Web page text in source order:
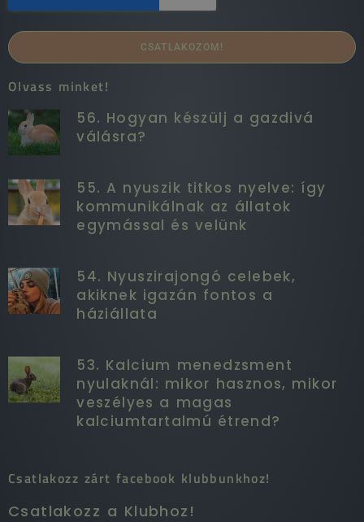
CSATLAKOZOM!
Olvass minket!
56. Hogyan készülj a gazdivá
válásra?
55. A nyuszik titkos nyelve: így
kommunikálnak az állatok
egymással és velünk
54. Nyuszirajongó celebek,
akiknek igazán fontos a
háziállata
53. Kalcium menedzsment
nyulaknál: mikor hasznos, mikor
veszélyes a magas
kalciumtartalmú étrend?
Csatlakozz zárt facebook klubbunkhoz!
Csatlakozz a Klubhoz!